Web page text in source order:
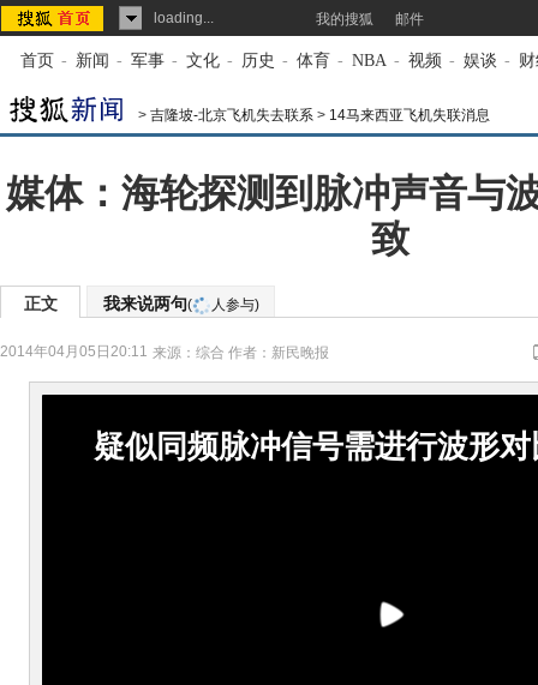
loading... 我的搜狐 邮件
首页 - 新闻 - 军事 - 文化 - 历史 - 体育 - NBA - 视频 - 娱谈 -
> 吉隆坡-北京飞机失去联系 > 14马来西亚飞机失联消息
媒体：海轮探测到脉冲声音与
致
正文 我来说两句( 人参与)
2014年04月05日20:11 来源： 综合 作者：新民晚报
疑似同频脉冲信号需进行波形